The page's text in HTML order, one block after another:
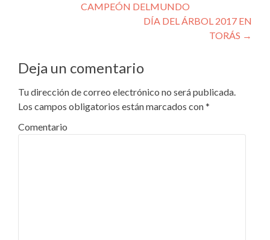
CAMPEÓN DELMUNDO
DÍA DEL ÁRBOL 2017 EN
TORÁS →
Deja un comentario
Tu dirección de correo electrónico no será publicada.
Los campos obligatorios están marcados con*
Comentario